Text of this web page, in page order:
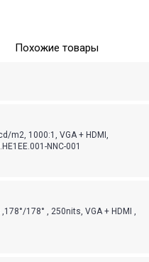
Похожие товары
m2, 1000:1, VGA + HDMI,
NNC-001
178° , 250nits, VGA + HDMI ,